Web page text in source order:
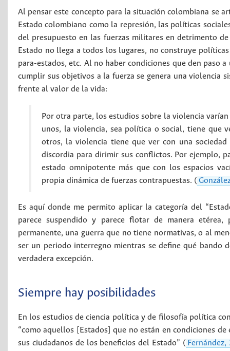
Al pensar este concepto para la situación colombiana se
Estado colombiano como la represión, las políticas
del presupuesto en las fuerzas militares en detrimento
Estado no llega a todos los lugares, no construye
para-estados, etc. Al no haber condiciones que den paso
cumplir sus objetivos a la fuerza se genera una violencia
frente al valor de la vida:
Por otra parte, los estudios sobre la violencia
unos, la violencia, sea política o social, tiene que
otros, la violencia tiene que ver con una
discordia para dirimir sus conflictos. Por ejemplo,
estado omnipotente más que con los espacios
propia dinámica de fuerzas contrapuestas. (
Es aquí donde me permito aplicar la categoría del
parece suspendido y parece flotar de manera
permanente, una guerra que no tiene normativas, o al
ser un periodo interregno mientras se define qué bando
verdadera excepción.
Siempre hay posibilidades
En los estudios de ciencia política y de filosofía política
“como aquellos [Estados] que no están en condiciones
sus ciudadanos de los beneficios del Estado” ( Fernández,